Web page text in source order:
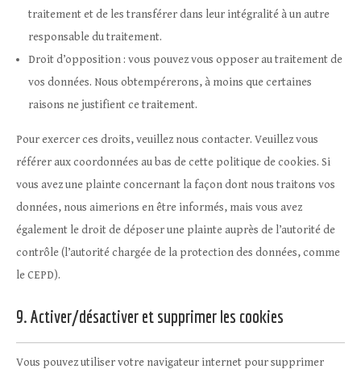
traitement et de les transférer dans leur intégralité à un autre
responsable du traitement.
Droit d’opposition : vous pouvez vous opposer au traitement de
vos données. Nous obtempérerons, à moins que certaines
raisons ne justifient ce traitement.
Pour exercer ces droits, veuillez nous contacter. Veuillez vous
référer aux coordonnées au bas de cette politique de cookies. Si
vous avez une plainte concernant la façon dont nous traitons vos
données, nous aimerions en être informés, mais vous avez
également le droit de déposer une plainte auprès de l’autorité de
contrôle (l’autorité chargée de la protection des données, comme
le CEPD).
9. Activer/désactiver et supprimer les cookies
Vous pouvez utiliser votre navigateur internet pour supprimer